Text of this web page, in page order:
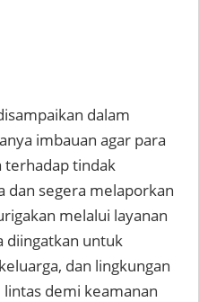
dalam
imbauan agar para
terhadap tindak
dan segera melaporkan
melalui layanan
diingatkan untuk
dan lingkungan
demi keamanan